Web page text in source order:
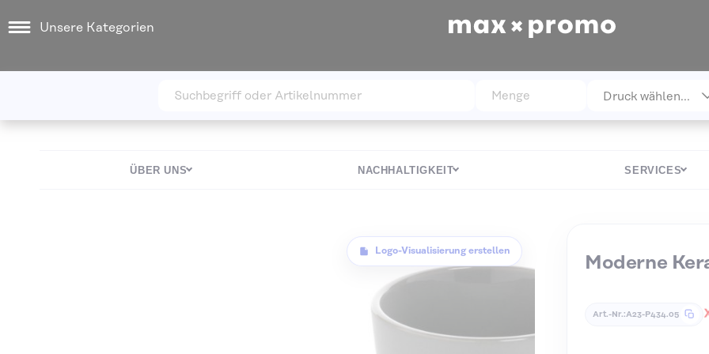
Unsere Kategorien
ÜBER UNS NACHHALTIGKEIT SERVICES
Logo-Visualisierung erstellen
Moderne
Art.-Nr. A23-P434.05